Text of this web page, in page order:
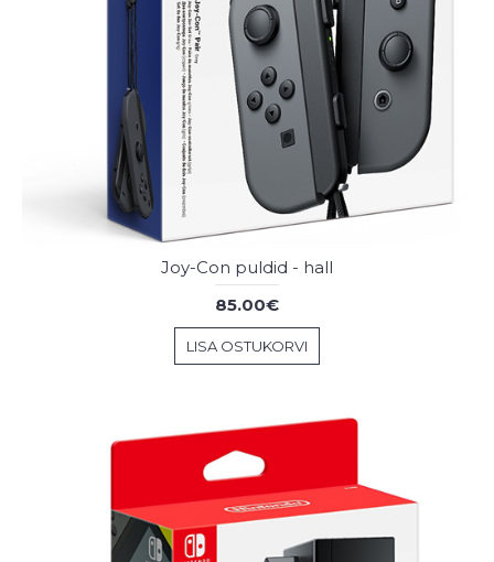
Joy-Con puldid - hall
85.00€
LISA OSTUKORVI